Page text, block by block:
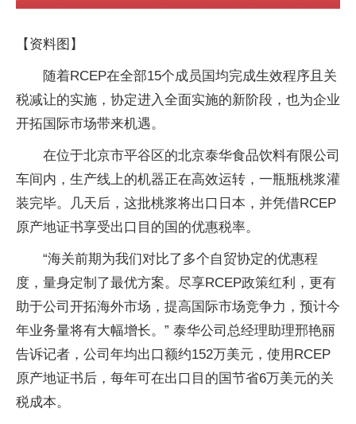
【资料图】
随着RCEP在全部15个成员国均完成生效程序且关
税减让的实施，协定进入全面实施的新阶段，也为企业
开拓国际市场带来机遇。
在位于北京市平谷区的北京泰华食品饮料有限公司
车间内，生产线上的机器正在高效运转，一瓶瓶桃浆灌
装完毕。几天后，这批桃浆将出口日本，并凭借RCEP
原产地证书享受出口目的国的优惠税率。
“海关前期为我们对比了多个自贸协定的优惠程
度，量身定制了最优方案。尽享RCEP政策红利，更有
助于公司开拓海外市场，提高国际市场竞争力，预计今
年业务量将有大幅增长。” 泰华公司总经理助理邢艳丽
告诉记者，公司年均出口额约152万美元，使用RCEP
原产地证书后，每年可在出口目的国节省6万美元的关
税成本。